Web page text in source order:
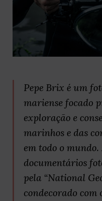
Pepe Brix é um
mariense focado
exploração e
marinhos e das
em todo o
documentários
pela “National
condecorado com